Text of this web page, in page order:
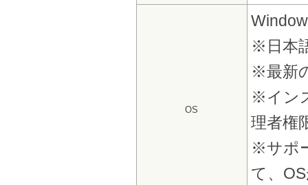
OS
※日本
※最新
※イン
理者権
※サポ
て、